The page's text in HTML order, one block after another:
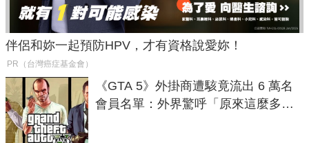
伴侶和妳一起預防HPV，才有資格說愛妳！
PR（台灣癌症基金會）
《GTA 5》外掛商遭駭竟流出 6 萬名
會員名單：外界驚呼「原來這麼多人